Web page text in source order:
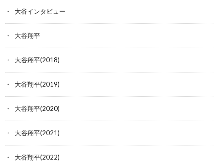
大谷インタビュー
大谷翔平
大谷翔平(2018)
大谷翔平(2019)
大谷翔平(2020)
大谷翔平(2021)
大谷翔平(2022)